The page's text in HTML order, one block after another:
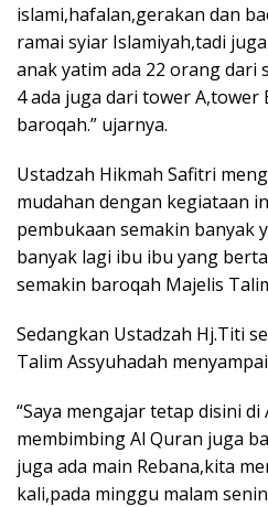
islami,hafalan,gerakan dan
ramai syiar Islamiyah,tadi
anak yatim ada 22 orang dari
4 ada juga dari tower A,tower
baroqah.” ujarnya.
Ustadzah Hikmah Safitri
mudahan dengan kegiataan
pembukaan semakin banyak
banyak lagi ibu ibu yang
semakin baroqah Majelis
Sedangkan Ustadzah Hj.Titi
Talim Assyuhadah
“Saya mengajar tetap disini di
membimbing Al Quran juga
juga ada main Rebana,kita
kali,pada minggu malam